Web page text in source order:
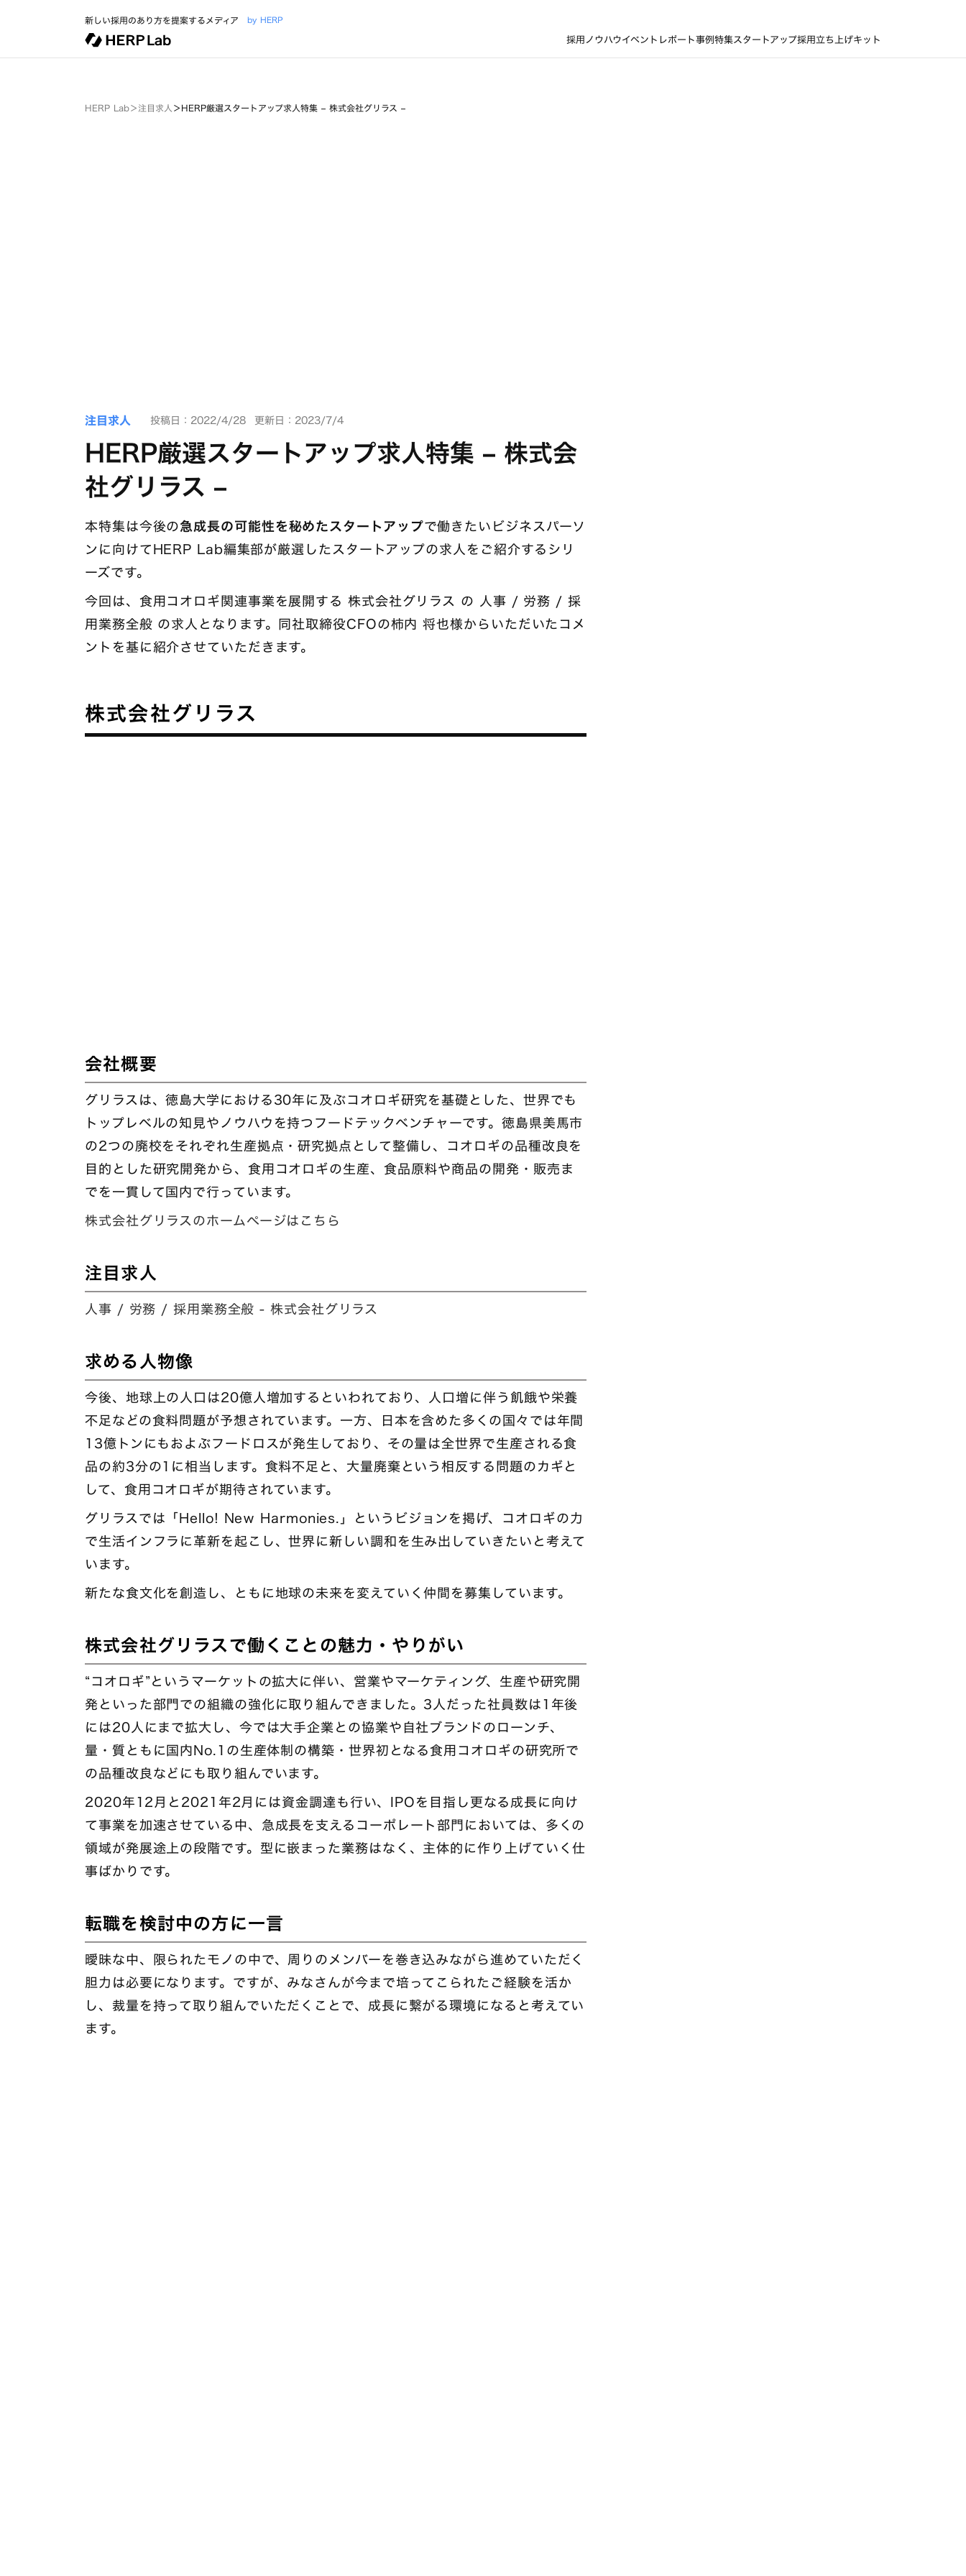
新しい採用のあり方を提案するメディア by HERP
採用ノウハウイベントレポート事例特集スタートアップ採用立ち上げキット
HERP Lab＞注目求人＞HERP厳選スタートアップ求人特集 – 株式会社グリラス –
注目求人 投稿日：2022/4/28 更新日：2023/7/4
HERP厳選スタートアップ求人特集 – 株式会
社グリラス –
本特集は今後の急成長の可能性を秘めたスタートアップで働きたいビジネスパーソ
ンに向けてHERP Lab編集部が厳選したスタートアップの求人をご紹介するシリ
ーズです。
今回は、食用コオロギ関連事業を展開する 株式会社グリラス の 人事 / 労務 / 採
用業務全般 の求人となります。同社取締役CFOの柿内 将也様からいただいたコメ
ントを基に紹介させていただきます。
株式会社グリラス
会社概要
グリラスは、徳島大学における30年に及ぶコオロギ研究を基礎とした、世界でも
トップレベルの知見やノウハウを持つフードテックベンチャーです。徳島県美馬市
の2つの廃校をそれぞれ生産拠点・研究拠点として整備し、コオロギの品種改良を
目的とした研究開発から、食用コオロギの生産、食品原料や商品の開発・販売ま
でを一貫して国内で行っています。
株式会社グリラスのホームページはこちら
注目求人
人事 / 労務 / 採用業務全般 - 株式会社グリラス
求める人物像
今後、地球上の人口は20億人増加するといわれており、人口増に伴う飢餓や栄養
不足などの食料問題が予想されています。一方、日本を含めた多くの国々では年間
13億トンにもおよぶフードロスが発生しており、その量は全世界で生産される食
品の約3分の1に相当します。食料不足と、大量廃棄という相反する問題のカギと
して、食用コオロギが期待されています。
グリラスでは「Hello! New Harmonies.」というビジョンを掲げ、コオロギの力
で生活インフラに革新を起こし、世界に新しい調和を生み出していきたいと考えて
います。
新たな食文化を創造し、ともに地球の未来を変えていく仲間を募集しています。
株式会社グリラスで働くことの魅力・やりがい
“コオロギ”というマーケットの拡大に伴い、営業やマーケティング、生産や研究開
発といった部門での組織の強化に取り組んできました。3人だった社員数は1年後
には20人にまで拡大し、今では大手企業との協業や自社ブランドのローンチ、
量・質ともに国内No.1の生産体制の構築・世界初となる食用コオロギの研究所で
の品種改良などにも取り組んでいます。
2020年12月と2021年2月には資金調達も行い、IPOを目指し更なる成長に向け
て事業を加速させている中、急成長を支えるコーポレート部門においては、多くの
領域が発展途上の段階です。型に嵌まった業務はなく、主体的に作り上げていく仕
事ばかりです。
転職を検討中の方に一言
曖昧な中、限られたモノの中で、周りのメンバーを巻き込みながら進めていただく
胆力は必要になります。ですが、みなさんが今まで培ってこられたご経験を活か
し、裁量を持って取り組んでいただくことで、成長に繋がる環境になると考えてい
ます。